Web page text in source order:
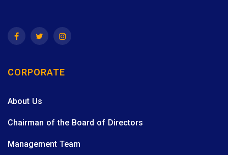
CORPORATE
About Us
Chairman of the Board of Directors
Management Team